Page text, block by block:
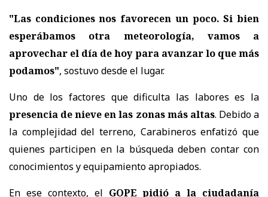
"Las condiciones nos favorecen un poco. Si bien
esperábamos otra meteorología, vamos a
aprovechar el día de hoy para avanzar lo que más
podamos", sostuvo desde el lugar.
Uno de los factores que dificulta las labores es la
presencia de nieve en las zonas más altas. Debido a
la complejidad del terreno, Carabineros enfatizó que
quienes participen en la búsqueda deben contar con
conocimientos y equipamiento apropiados.
En ese contexto, el GOPE pidió a la ciudadanía